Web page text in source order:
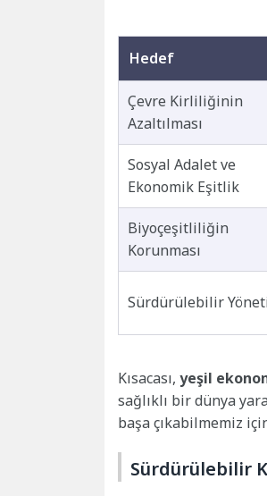
Hedef
Çevre Kirliliğinin
Azaltılması
Sosyal Adalet ve
Ekonomik Eşitlik
Biyoçeşitliliğin
Korunması
Sürdürülebilir
Kısacası, yeşil
sağlıklı bir dünya
başa çıkabilmemiz
Sürdürülebilir